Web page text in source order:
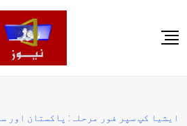
to
پاکستان
ایشیا کپ سپر فور مرحلہ: پاکستان اور